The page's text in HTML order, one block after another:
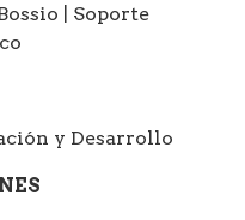
| Soporte
y Desarrollo